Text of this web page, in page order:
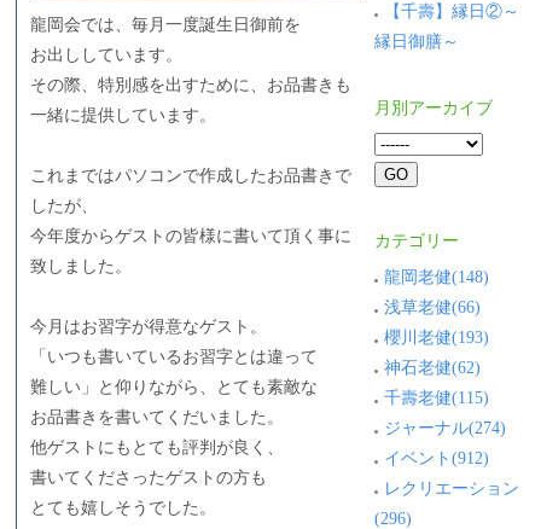
龍岡会では、毎月一度誕生日御前を
お出ししています。
その際、特別感を出すために、お品書きも
一緒に提供しています。
これまではパソコンで作成したお品書きで
したが、
今年度からゲストの皆様に書いて頂く事に
致しました。
今月はお習字が得意なゲスト。
「いつも書いているお習字とは違って
難しい」と仰りながら、とても素敵な
お品書きを書いてくだいました。
他ゲストにもとても評判が良く、
書いてくださったゲストの方も
とても嬉しそうでした。
【千壽】縁日②～
縁日御膳～
月別アーカイブ
カテゴリー
龍岡老健(148)
浅草老健(66)
櫻川老健(193)
神石老健(62)
千壽老健(115)
ジャーナル(274)
イベント(912)
レクリエーション
(296)